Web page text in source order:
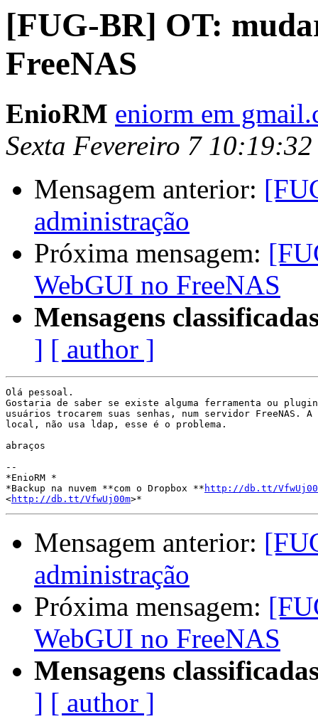
[FUG-BR] OT:
FreeNAS
EnioRM eniorm em
Sexta Fevereiro 7
Mensagem anterior:
administração
Próxima mensagem:
WebGUI no FreeNAS
Mensagens
] [ author ]
Olá pessoal.
Gostaria de saber se existe alguma ferramenta ou
usuários trocarem suas senhas, num servidor FreeNAS.
local, não usa ldap, esse é o problema.
abraços
--
*EnioRM *
*Backup na nuvem **com o Dropbox ** http://db.tt/
<http://db.tt/VfwUj00m
Mensagem anterior:
administração
Próxima mensagem:
WebGUI no FreeNAS
Mensagens
] [ author ]